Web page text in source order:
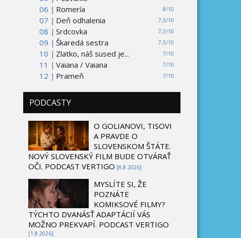
06 |
8/10
Romería
07 |
7,5/10
Deň odhalenia
08 |
7,5/10
Srdcovka
09 |
7,5/10
Škaredá sestra
10 |
7/10
Zlatko, náš sused je...
11 |
7/10
Vaiana / Vaiana
12 |
7/10
Prameň
PODCASTY
O GOLIANOVI, TISOVI
A PRAVDE O
SLOVENSKOM ŠTÁTE.
NOVÝ SLOVENSKÝ FILM BUDE OTVÁRAŤ
OČI. PODCAST VERTIGO [8.8 2026]
MYSLÍTE SI, ŽE
POZNÁTE
KOMIKSOVÉ FILMY?
TÝCHTO DVANÁSŤ ADAPTÁCIÍ VÁS
MOŽNO PREKVAPÍ. PODCAST VERTIGO
[1.8 2026]